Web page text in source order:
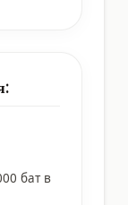
бат в